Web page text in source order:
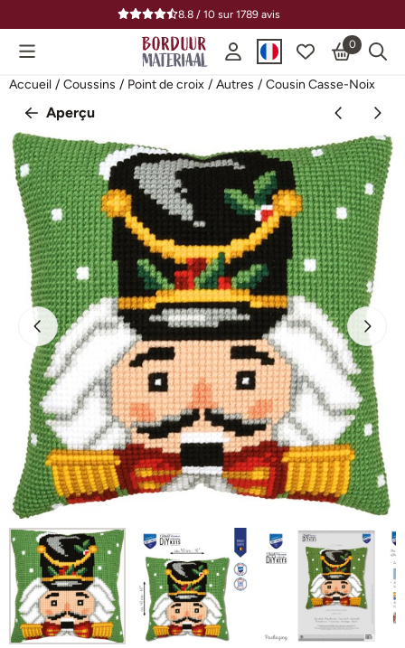
Préférences de cookies disponibles. Choisissez les
8.8 / 10 sur1789 avis
0
Accueil / Coussins / Point de croix / Autres / Cousin Casse-Noix
Aperçu